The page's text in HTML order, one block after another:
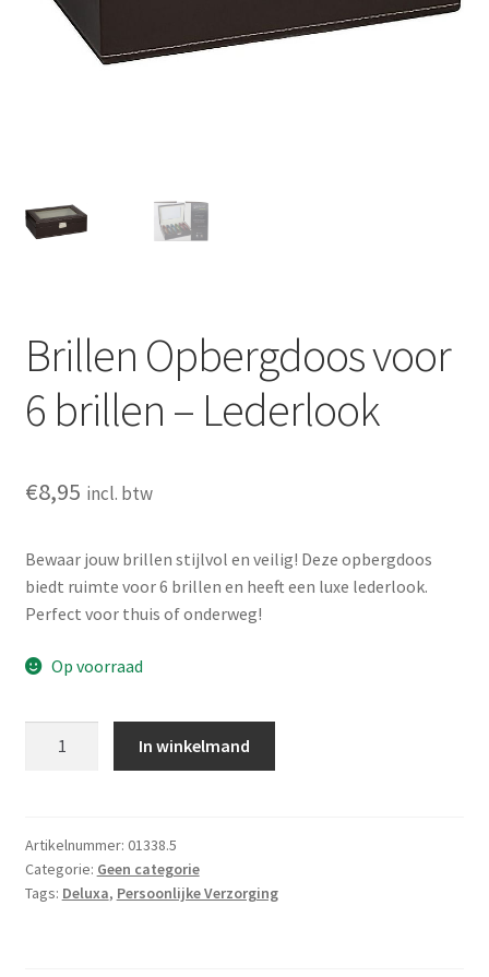
Persoonlijke Verzorging
Brillen Opbergdoos voor
6 brillen – Lederlook
€8,95 incl. btw
Bewaar jouw brillen stijlvol en veilig! Deze opbergdoos
biedt ruimte voor 6 brillen en heeft een luxe lederlook.
Perfect voor thuis of onderweg!
Op voorraad
brillen
-
Lederlook
In winkelmand
Artikelnummer: 01338.5
Categorie: Geen categorie
Tags: Deluxa, Persoonlijke Verzorging